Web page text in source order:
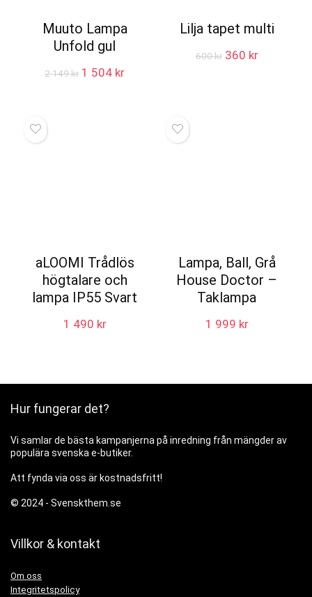
Muuto Lampa
Unfold gul
2 149kr Det
1 504 krDet
Lilja tapet multi
600kr Det
360 krDet
aLOOMI Trådlös
högtalare och
lampa IP55 Svart
1 490 kr
Lampa, Ball, Grå
House Doctor –
Taklampa
1 999 kr
Hur fungerar det?
Vi samlar de bästa kampanjerna på inredning från mängder av
populära svenska e-butiker.
Att fynda via oss är kostnadsfritt!
© 2024 - Svenskthem.se
Villkor & kontakt
Om oss
Integritetspolicy